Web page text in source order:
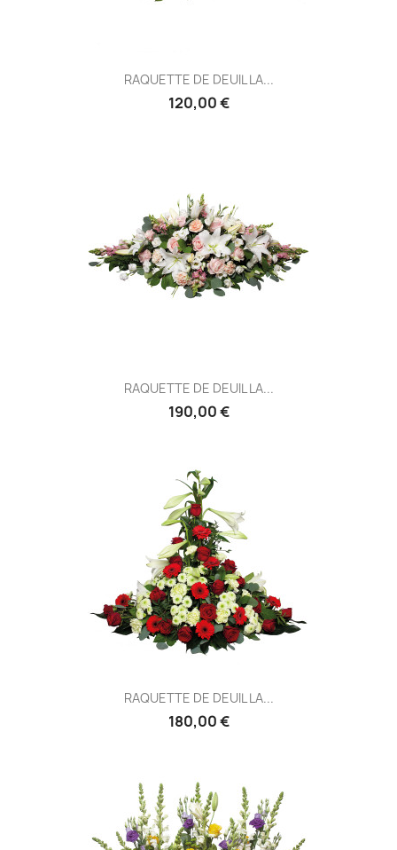
RAQUETTE DE DEUIL LA...
120,00 €
RAQUETTE DE DEUIL LA...
190,00 €
RAQUETTE DE DEUIL LA...
180,00 €